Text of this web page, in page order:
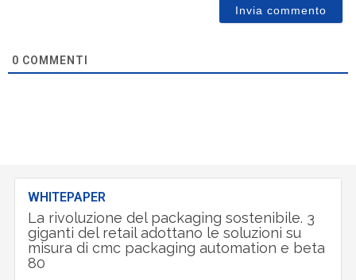
0 COMMENTI
WHITEPAPER
La rivoluzione del packaging sostenibile. 3
giganti del retail adottano le soluzioni su
misura di cmc packaging automation e beta
80